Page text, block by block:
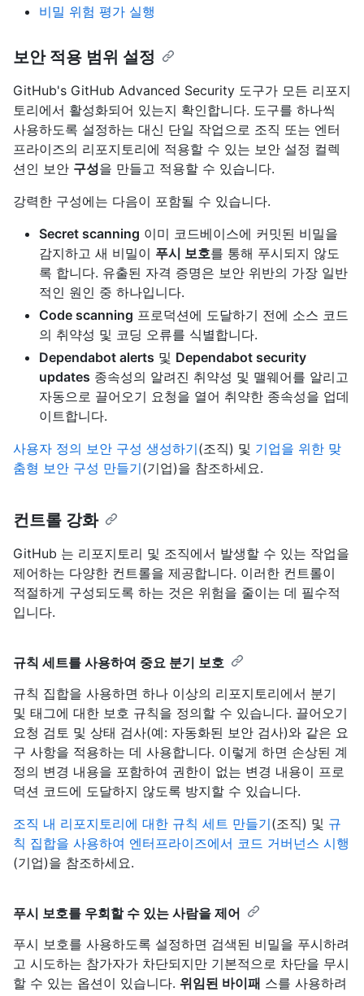
비밀 위험 평가 실행
보안 적용 범위 설정
GitHub's GitHub Advanced Security 도구가 모든 리포지
토리에서 활성화되어 있는지 확인합니다. 도구를 하나씩
사용하도록 설정하는 대신 단일 작업으로 조직 또는 엔터
프라이즈의 리포지토리에 적용할 수 있는 보안 설정 컬렉
션인 보안 구성을 만들고 적용할 수 있습니다.
강력한 구성에는 다음이 포함될 수 있습니다.
Secret scanning 이미 코드베이스에 커밋된 비밀을
감지하고 새 비밀이 푸시 보호를 통해 푸시되지 않도
록 합니다. 유출된 자격 증명은 보안 위반의 가장 일반
적인 원인 중 하나입니다.
Code scanning 프로덕션에 도달하기 전에 소스 코드
의 취약성 및 코딩 오류를 식별합니다.
Dependabot alerts 및 Dependabot security
updates 종속성의 알려진 취약성 및 맬웨어를 알리고
자동으로 끌어오기 요청을 열어 취약한 종속성을 업데
이트합니다.
사용자 정의 보안 구성 생성하기(조직) 및 기업을 위한 맞
춤형 보안 구성 만들기(기업)을 참조하세요.
컨트롤 강화
GitHub 는 리포지토리 및 조직에서 발생할 수 있는 작업을
제어하는 다양한 컨트롤을 제공합니다. 이러한 컨트롤이
적절하게 구성되도록 하는 것은 위험을 줄이는 데 필수적
입니다.
규칙 세트를 사용하여 중요 분기 보호
규칙 집합을 사용하면 하나 이상의 리포지토리에서 분기
및 태그에 대한 보호 규칙을 정의할 수 있습니다. 끌어오기
요청 검토 및 상태 검사(예: 자동화된 보안 검사)와 같은 요
구 사항을 적용하는 데 사용합니다. 이렇게 하면 손상된 계
정의 변경 내용을 포함하여 권한이 없는 변경 내용이 프로
덕션 코드에 도달하지 않도록 방지할 수 있습니다.
조직 내 리포지토리에 대한 규칙 세트 만들기(조직) 및 규
칙 집합을 사용하여 엔터프라이즈에서 코드 거버넌스 시행
(기업)을 참조하세요.
푸시 보호를 우회할 수 있는 사람을 제어
푸시 보호를 사용하도록 설정하면 검색된 비밀을 푸시하려
고 시도하는 참가자가 차단되지만 기본적으로 차단을 무시
할 수 있는 옵션이 있습니다. 위임된 바이패 스를 사용하려